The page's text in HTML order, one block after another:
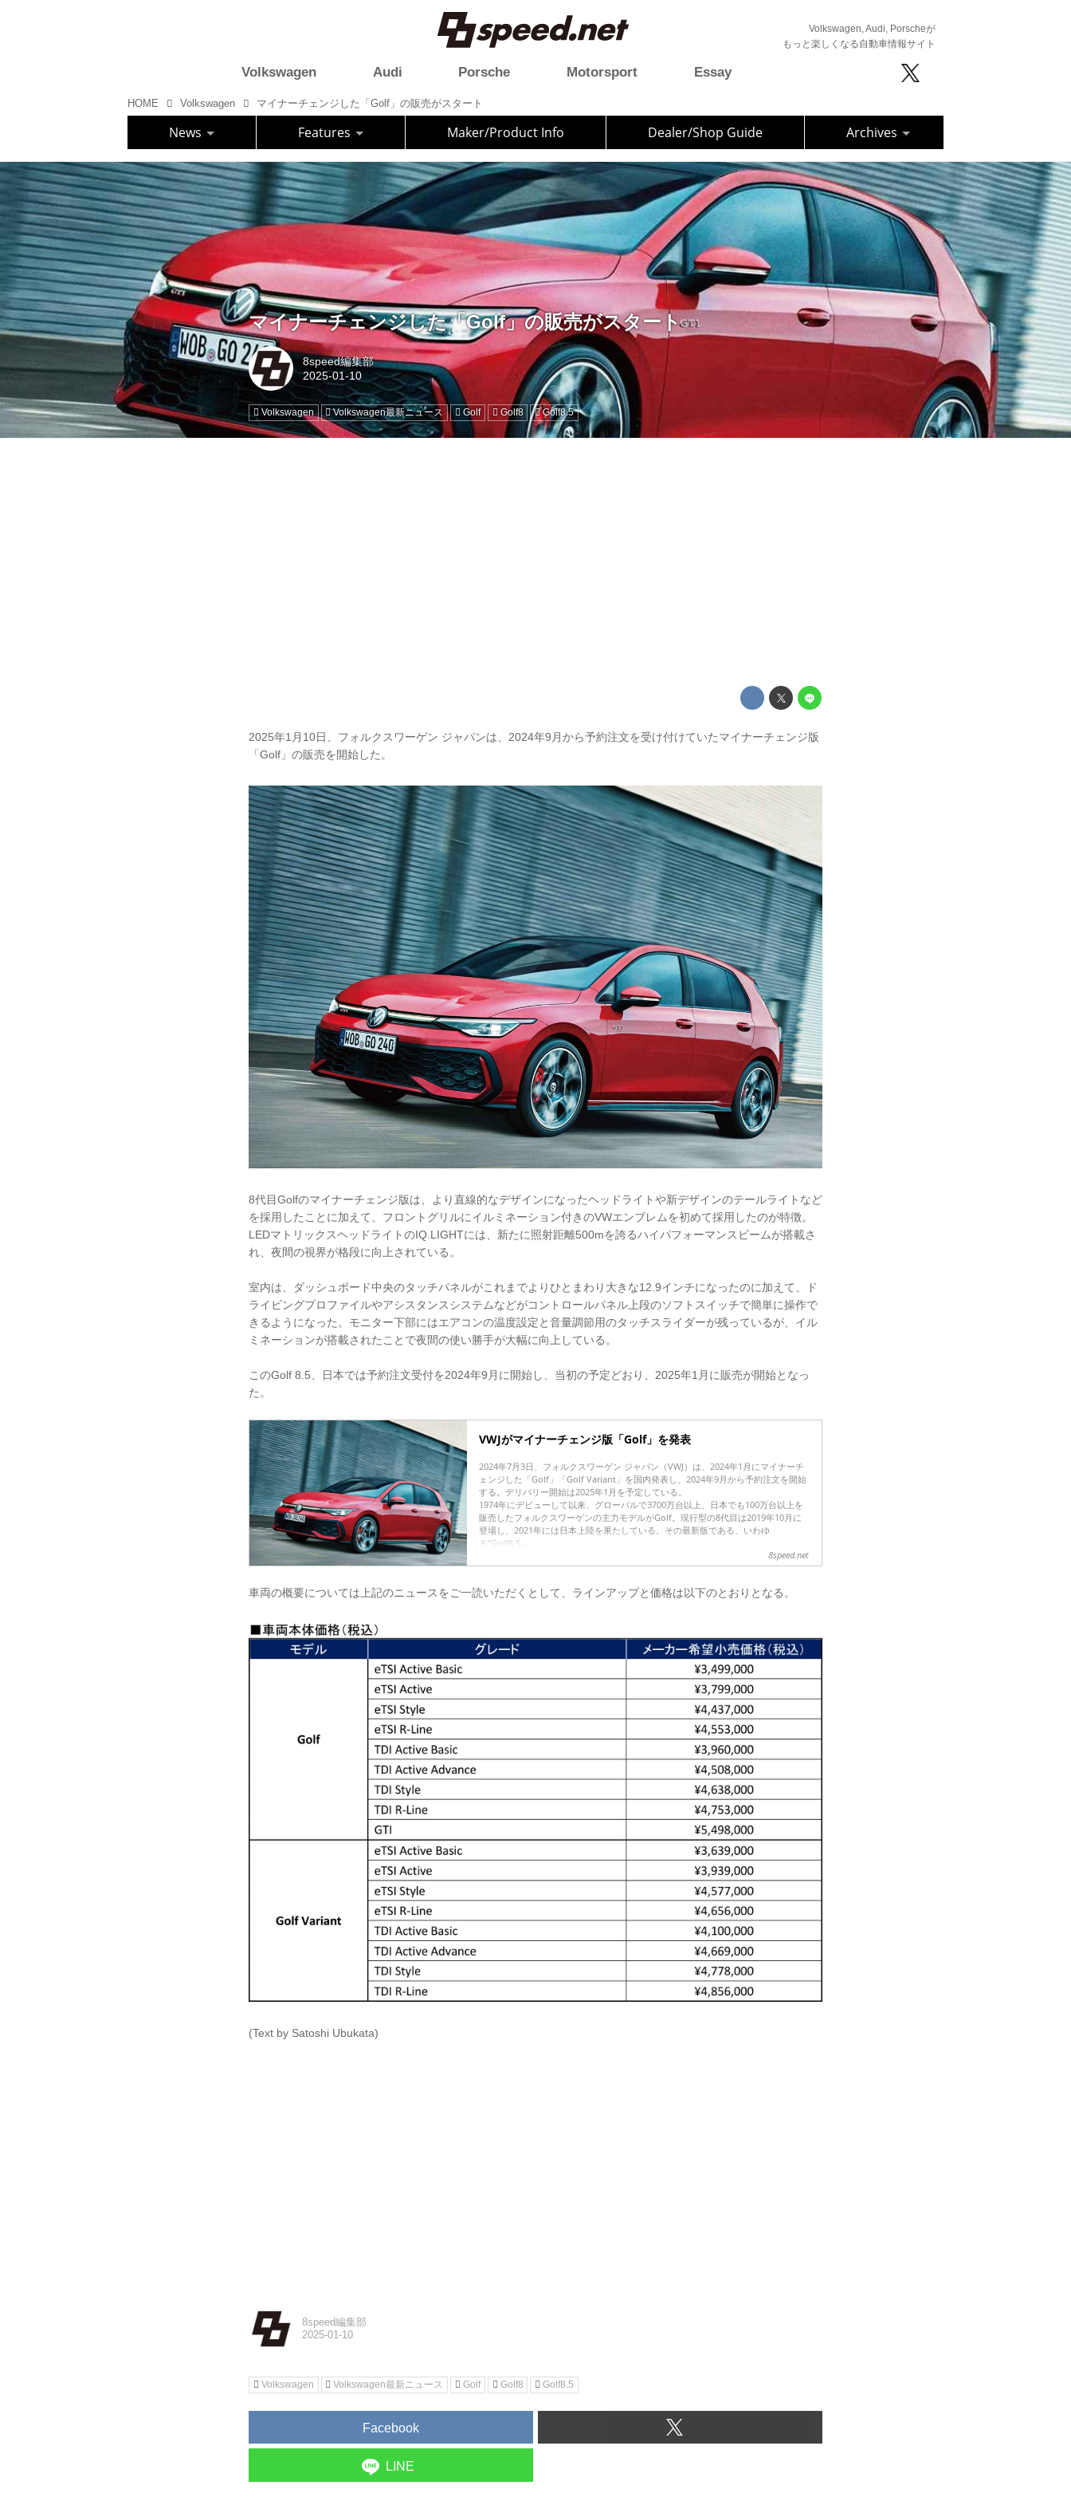
Volkswagen, Audi, Porscheが
もっと楽しくなる自動車情報サイト
Volkswagen Audi Porsche Motorsport Essay
HOME Volkswagen マイナーチェンジした「Golf」の販売がスタート
News Features Maker/Product Info Dealer/Shop Guide Archives
マイナーチェンジした「Golf」の販売がスタート
8speed編集部
Volkswagen Volkswagen最新ニュース Golf Golf8 Golf8.5
2025年1月10日、フォルクスワーゲン ジャパンは、2024年9月から予約注文を受け付けていたマイナーチェンジ版
「Golf」の販売を開始した。
8代目Golfのマイナーチェンジ版は、より直線的なデザインになったヘッドライトや新デザインのテールライトなど
を採用したことに加えて、フロントグリルにイルミネーション付きのVWエンブレムを初めて採用したのが特徴。
LEDマトリックスヘッドライトのIQ.LIGHTには、新たに照射距離500mを誇るハイパフォーマンスビームが搭載さ
れ、夜間の視界が格段に向上されている。
室内は、ダッシュボード中央のタッチパネルがこれまでよりひとまわり大きな12.9インチになったのに加えて、ド
ライビングプロファイルやアシスタンスシステムなどがコントロールパネル上段のソフトスイッチで簡単に操作で
きるようになった。モニター下部にはエアコンの温度設定と音量調節用のタッチスライダーが残っているが、イル
ミネーションが搭載されたことで夜間の使い勝手が大幅に向上している。
このGolf 8.5、日本では予約注文受付を2024年9月に開始し、当初の予定どおり、2025年1月に販売が開始となっ
た。
VWJがマイナーチェンジ版「Golf」を発表
2024年7月3日、フォルクスワーゲン ジャパン（VWJ）は、2024年1月にマイナーチ
ェンジした「Golf」「Golf Variant」を国内発表し、2024年9月から予約注文を開始
する。デリバリー開始は2025年1月を予定している。
1974年にデビューして以来、グローバルで3700万台以上、日本でも100万台以上を
販売したフォルクスワーゲンの主力モデルがGolf。現行型の8代目は2019年10月に
登場し、2021年には日本上陸を果たしている。その最新版である、いわゆ
る“Golf8.5...
8speed.net
車両の概要については上記のニュースをご一読いただくとして、ラインアップと価格は以下のとおりとなる。
(Text by Satoshi Ubukata)
8speed編集部
Volkswagen Volkswagen最新ニュース Golf Golf8 Golf8.5
Facebook
LINE